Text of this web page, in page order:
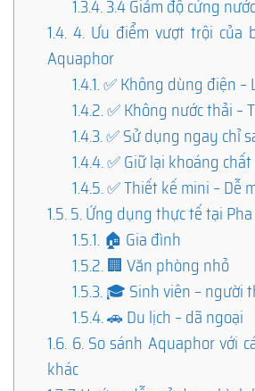
1.3.4.3.4 Giảm độ cứng nước
1.4. 4. Ưu điểm vượt trội của
Aquaphor
1.4.1.✅ Không dùng điện –
1.4.2.✅ Không nước thải –
1.4.3.✅ Sử dụng ngay chỉ
1.4.4.✅ Giữ lại khoáng
1.4.5.✅ Thiết kế mini – Dễ
1.5.5. Ứng dụng thực tế tại Pha
1.5.1.🏠 Gia đình
1.5.2.🏢 Văn phòng nhỏ
1.5.3.🎓 Sinh viên – người
1.5.4.🚗 Du lịch – dã ngoại
1.6. 6. So sánh Aquaphor với
khác